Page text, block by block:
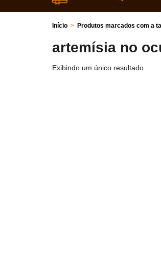
Início > Produtos marcados com a
artemísia no
Exibindo um único resultado